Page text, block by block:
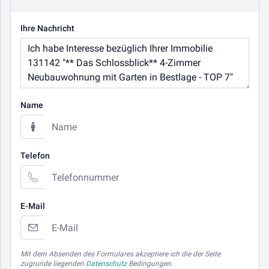
Ihre Nachricht
Name
Telefon
E-Mail
Mit dem Absenden des Formulares akzeptiere ich die der Seite
zugrunde liegenden DatenschutzBedingungen.